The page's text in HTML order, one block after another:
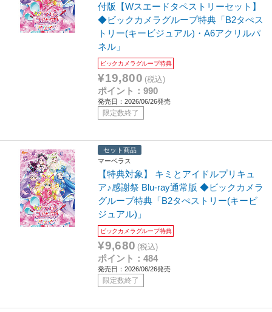
付版【Wスエードタペストリーセット】
◆ビックカメラグループ特典「B2タぺス
トリー(キービジュアル)・A6アクリルパ
ネル」
ビックカメラグループ特典
¥19,800 (税込)
ポイント：990
発売日：2026/06/26発売
限定数終了
セット商品
マーベラス
【特典対象】 キミとアイドルプリキュ
ア♪感謝祭 Blu-ray通常版 ◆ビックカメラ
グループ特典「B2タぺストリー(キービ
ジュアル)」
ビックカメラグループ特典
¥9,680 (税込)
ポイント：484
発売日：2026/06/26発売
限定数終了